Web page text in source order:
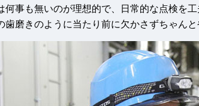
何事も無いのが理想的で、日常的な点検を
歯磨きのように当たり前に欠かさずちゃん